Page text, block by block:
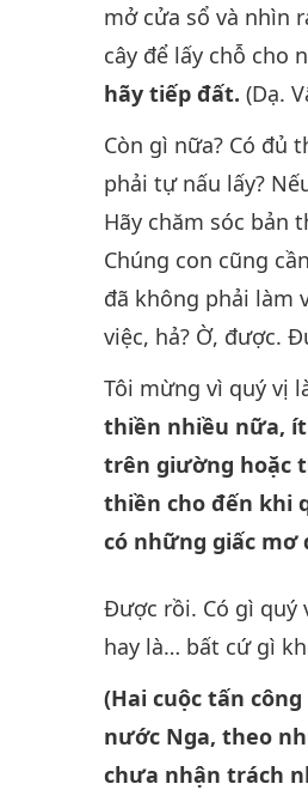
mở cửa sổ và nhìn
cây để lấy chỗ cho
hãy tiếp đất. (Dạ.
Còn gì nữa? Có đủ
phải tự nấu lấy?
Hãy chăm sóc bản
Chúng con cũng
đã không phải làm
việc, hả? Ờ, được.
Tôi mừng vì quý vị
thiền nhiều nữa,
trên giường hoặc
thiền cho đến khi
có những giấc mơ
Được rồi. Có gì quý
hay là… bất cứ gì
(Hai cuộc tấn
nước Nga, theo
chưa nhận trách